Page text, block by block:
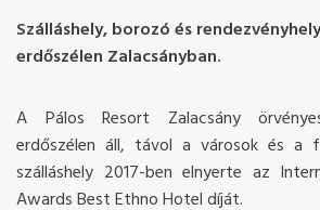
Szálláshely, borozó és
erdőszélen Zalacsányban.
A Pálos Resort Zalacsány
erdőszélen áll, távol a városok és a
szálláshely 2017-ben elnyerte az
Awards Best Ethno Hotel díját.